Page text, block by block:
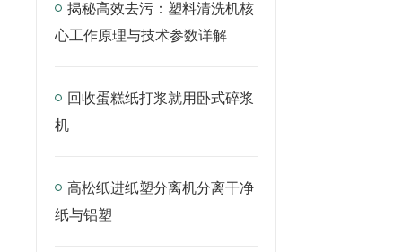
揭秘高效去污：塑料清洗机核
心工作原理与技术参数详解
回收蛋糕纸打浆就用卧式碎浆
机
高松纸进纸塑分离机分离干净
纸与铝塑